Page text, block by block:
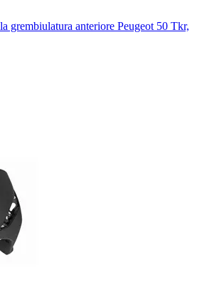
grembiulatura anteriore Peugeot 50 Tkr,